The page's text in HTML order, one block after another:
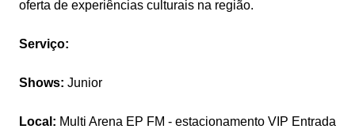
oferta de experiências culturais na região.
Serviço:
Shows: Junior
Local: Multi Arena EP FM - estacionamento VIP Entrada